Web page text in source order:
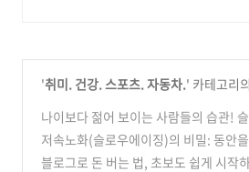
'취미. 건강. 스포츠. 자동차.' 카테고리
나이보다 젊어 보이는 사람들의 습관!
이징 실천법 (0)
저속노화(슬로우에이징)의 비밀: 동안
는 과학적 방법
(0)
블로그로 돈 버는 법, 초보도 쉽게 시작